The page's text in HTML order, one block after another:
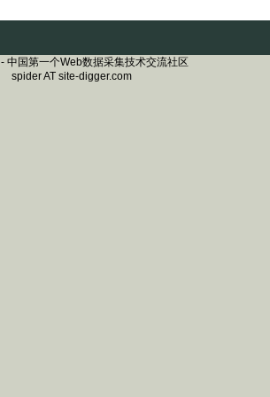
- 中国第一个Web数据采集技术交流社区
spider AT site-digger.com